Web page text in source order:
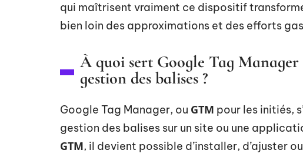
qui maîtrisent vraiment ce dispositif
bien loin des approximations et des efforts
À quoi sert Google Tag
gestion des balises ?
Google Tag Manager, ou GTM pour les initiés,
gestion des balises sur un site ou une
GTM, il devient possible d’installer, d’ajuster